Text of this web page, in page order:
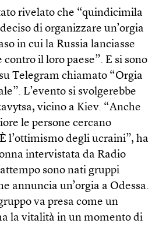
rivelato che “quindicimila
di organizzare un’orgia
in cui la Russia lanciasse
il loro paese”. E si sono
Telegram chiamato “Orgia
L’evento si svolgerebbe
vicino a Kiev. “Anche
le persone cercano
l’ottimismo degli ucraini”, ha
intervistata da Radio
sono nati gruppi
annuncia un’orgia a Odessa.
va presa come un
la vitalità in un momento di